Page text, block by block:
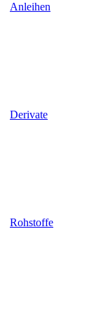
Anleihen
Derivate
Rohstoffe